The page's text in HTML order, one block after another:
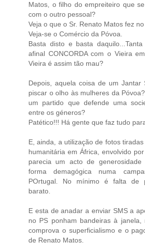
Matos, o filho do empreiteiro que
com o outro pessoal?
Veja o que o Sr. Renato Matos fez
Veja-se o Comércio da Póvoa.
Basta disto e basta
afinal CONCORDA com o Vieira
Vieira é assim tão mau?
Depois, aquela coisa de um Jantar
piscar o olho às mulheres da
um partido que defende uma
entre os géneros?
Patético!!! Há gente que faz tudo
E, ainda, a utilização de fotos
humanitária em África, envolvido
parecia um acto de
forma demagógica numa
POrtugal. No mínimo é falta de
barato.
E esta de anadar a enviar SMS a
no PS ponham bandeiras à
comprova o superficialismo e o
de Renato Matos.